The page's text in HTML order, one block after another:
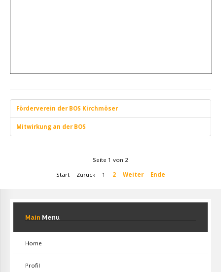
Förderverein der BOS Kirchmöser
Mitwirkung an der BOS
Seite 1 von 2
Start
Zurück 1 2 Weiter Ende
Main Menu
Home
Profil